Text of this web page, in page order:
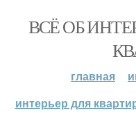
ВСЁ ОБ
главная
интерьер для